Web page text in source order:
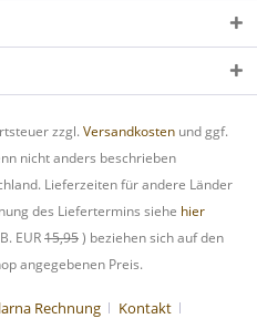
zzgl. Versandkosten und ggf.
nicht anders beschrieben
Lieferzeiten für andere Länder
des Liefertermins siehe hier
EUR15,95) beziehen sich auf den
angegebenen Preis.
Rechnung Kontakt